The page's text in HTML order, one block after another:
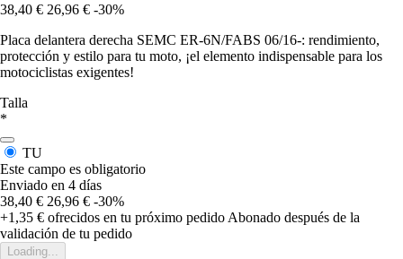
38,40 € 26,96 € -30%
Placa delantera derecha SEMC ER-6N/FABS 06/16-: rendimiento,
protección y estilo para tu moto, ¡el elemento indispensable para los
motociclistas exigentes!
Talla
*
TU
Este campo es obligatorio
Enviado en 4 días
38,40 € 26,96 € -30%
+1,35 € ofrecidos en tu próximo pedido Abonado después de la
validación de tu pedido
Loading...